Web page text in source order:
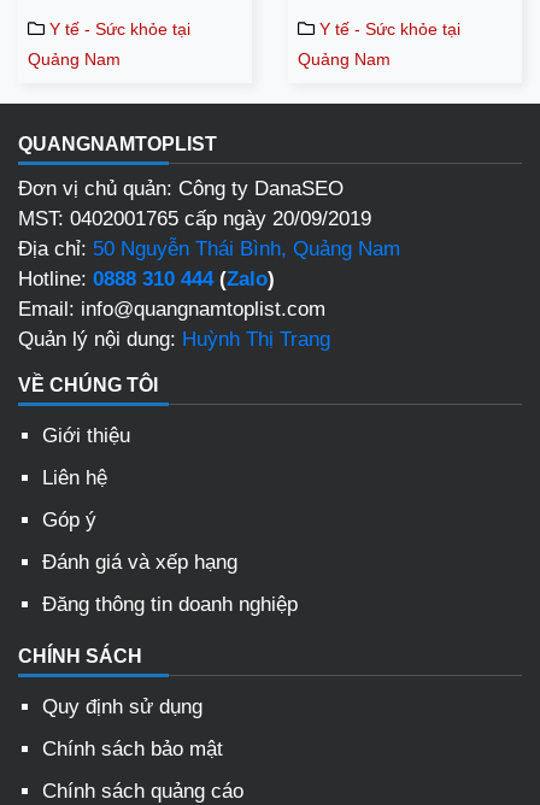
Y tế - Sức khỏe tại
Quảng Nam
Y tế - Sức khỏe tại
Quảng Nam
QUANGNAMTOPLIST
Đơn vị chủ quản: Công ty DanaSEO
MST: 0402001765 cấp ngày 20/09/2019
Địa chỉ: 50 Nguyễn Thái Bình, Quảng Nam
Hotline: 0888 310 444(Zalo)
Email: info@quangnamtoplist.com
Quản lý nội dung: Huỳnh Thị Trang
VỀ CHÚNG TÔI
Giới thiệu
Liên hệ
Góp ý
Đánh giá và xếp hạng
Đăng thông tin doanh nghiệp
CHÍNH SÁCH
Quy định sử dụng
Chính sách bảo mật
Chính sách quảng cáo